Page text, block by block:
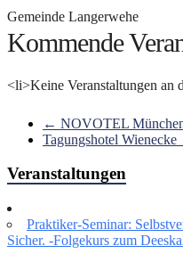
Gemeinde Langerwehe
Kommende
<li>Keine Veranstaltungen an
← NOVOTEL
Tagungshotel Wienecke
Veranstaltungen
Praktiker-Seminar:
Sicher. -Folgekurs zum